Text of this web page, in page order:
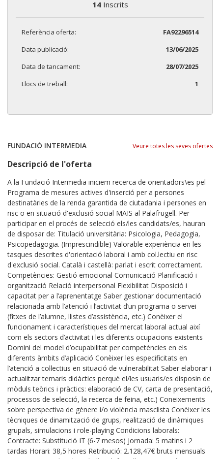
14Inscrits
Referència oferta:
FA92296514
Data publicació:
13/06/2025
Data de tancament:
28/07/2025
Llocs de treball:
1
FUNDACIÓ INTERMEDIA Veure totes les seves ofertes
Descripció de l'oferta
​A la Fundació Intermedia iniciem recerca de orientadors\es pel
Programa de mesures actives d'inserció per a persones
destinatàries de la renda garantida de ciutadania i persones en
risc o en situació d'exclusió social MAIS al Palafrugell. Per
participar en el procés de selecció els/les candidats/es, hauran
de disposar de: Titulació universitària: Psicologia, Pedagogia,
Psicopedagogia. (Imprescindible) Valorable experiència en les
tasques descrites d'orientació laboral i amb col.lectiu en risc
d'exclusió social. Català i castellà: parlat i escrit correctament.
Competències: Gestió emocional Comunicació Planificació i
organització Relació interpersonal Flexibilitat Disposició i
capacitat per a l’aprenentatge Saber gestionar documentació
relacionada amb l’atenció i l’activitat d’un programa o servei
(fitxes de l’alumne, llistes d’assistència, etc.) Conèixer el
funcionament i característiques del mercat laboral actual així
com els sectors d’activitat i les diferents ocupacions existents
Domini del model d’ocupabilitat per competències en els
diferents àmbits d’aplicació Conèixer les especificitats en
l’atenció a col·lectius en situació de vulnerabilitat Saber elaborar i
actualitzar temaris didàctics perquè el/les usuaris/es disposin de
mòduls teòrics i pràctics: elaboració de CV, carta de presentació,
processos de selecció, la recerca de feina, etc.) Coneixements
sobre perspectiva de gènere i/o violència masclista Conèixer les
tècniques de dinamització de grups, realització de dinàmiques
grupals, simulacions i role-playing Condicions laborals:
Contracte: Substitució IT (6-7 mesos) Jornada: 5 matins i 2
tardas Horari: 38,5 hores Retribució: 2.128,47€ bruts mensuals